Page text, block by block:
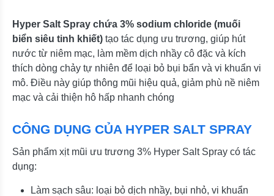
Hyper Salt Spray chứa 3% sodium chloride (muối
biển siêu tinh khiết) tạo tác dụng ưu trương, giúp hút
nước từ niêm mạc, làm mềm dịch nhầy cô đặc và kích
thích dòng chảy tự nhiên để loại bỏ bụi bẩn và vi khuẩn vi
mô. Điều này giúp thông mũi hiệu quả, giảm phù nề niêm
mạc và cải thiện hô hấp nhanh chóng
CÔNG DỤNG CỦA HYPER SALT SPRAY
Sản phẩm xịt mũi ưu trương 3% Hyper Salt Spray có tác
dụng:
Làm sạch sâu: loại bỏ dịch nhầy, bụi nhỏ, vi khuẩn